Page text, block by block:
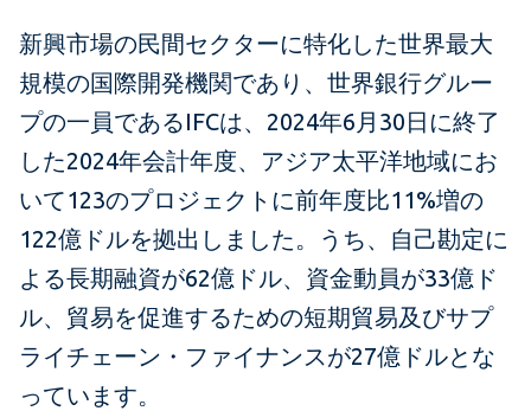
新興市場の民間セクターに特化した世界最大
規模の国際開発機関であり、世界銀行グルー
プの一員であるIFCは、2024年6月30日に終了
した2024年会計年度、アジア太平洋地域にお
いて123のプロジェクトに前年度比11%増の
122億ドルを拠出しました。うち、自己勘定に
よる長期融資が62億ドル、資金動員が33億ド
ル、貿易を促進するための短期貿易及びサプ
ライチェーン・ファイナンスが27億ドルとな
っています。